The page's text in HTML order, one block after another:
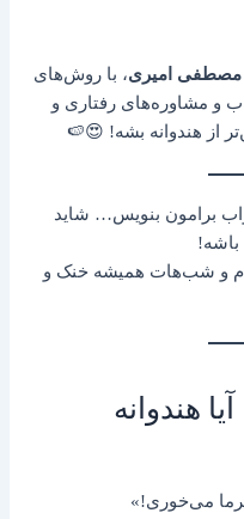
مصطفی امیری، با روش‌های
و مشاوره‌های رفتاری و
از هندوانه بشه! 😍🍉
برامون بنویس… شاید
باشه!
و شب‌هات همیشه خنک و
هندوانه
می‌خوری!»